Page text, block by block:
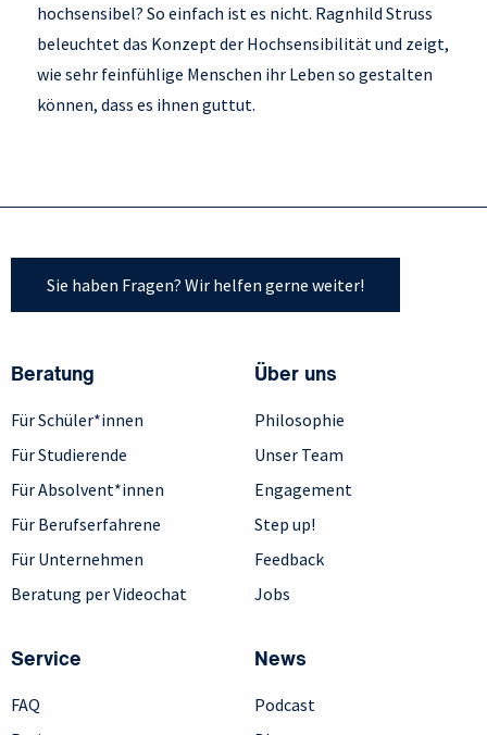
hochsensibel? So einfach ist es nicht. Ragnhild Struss
beleuchtet das Konzept der Hochsensibilität und zeigt,
wie sehr feinfühlige Menschen ihr Leben so gestalten
können, dass es ihnen guttut.
Sie haben Fragen? Wir helfen gerne weiter!
Beratung
Für Schüler*innen
Für Studierende
Für Absolvent*innen
Für Berufserfahrene
Für Unternehmen
Beratung per Videochat
Über uns
Philosophie
Unser Team
Engagement
Step up!
Feedback
Jobs
Service
FAQ
News
Podcast